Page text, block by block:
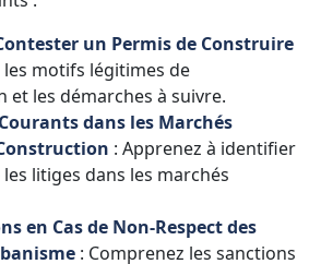
un Permis de Construire
les motifs légitimes de
et les démarches à suivre.
dans les Marchés
: Apprenez à identifier
litiges dans les marchés
en Cas de Non-Respect des
: Comprenez les sanctions